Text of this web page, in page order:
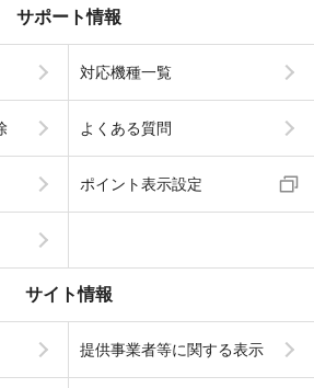
サポート情報
対応機種一覧
よくある質問
ポイント表示設定
サイト情報
提供事業者等に関する表示